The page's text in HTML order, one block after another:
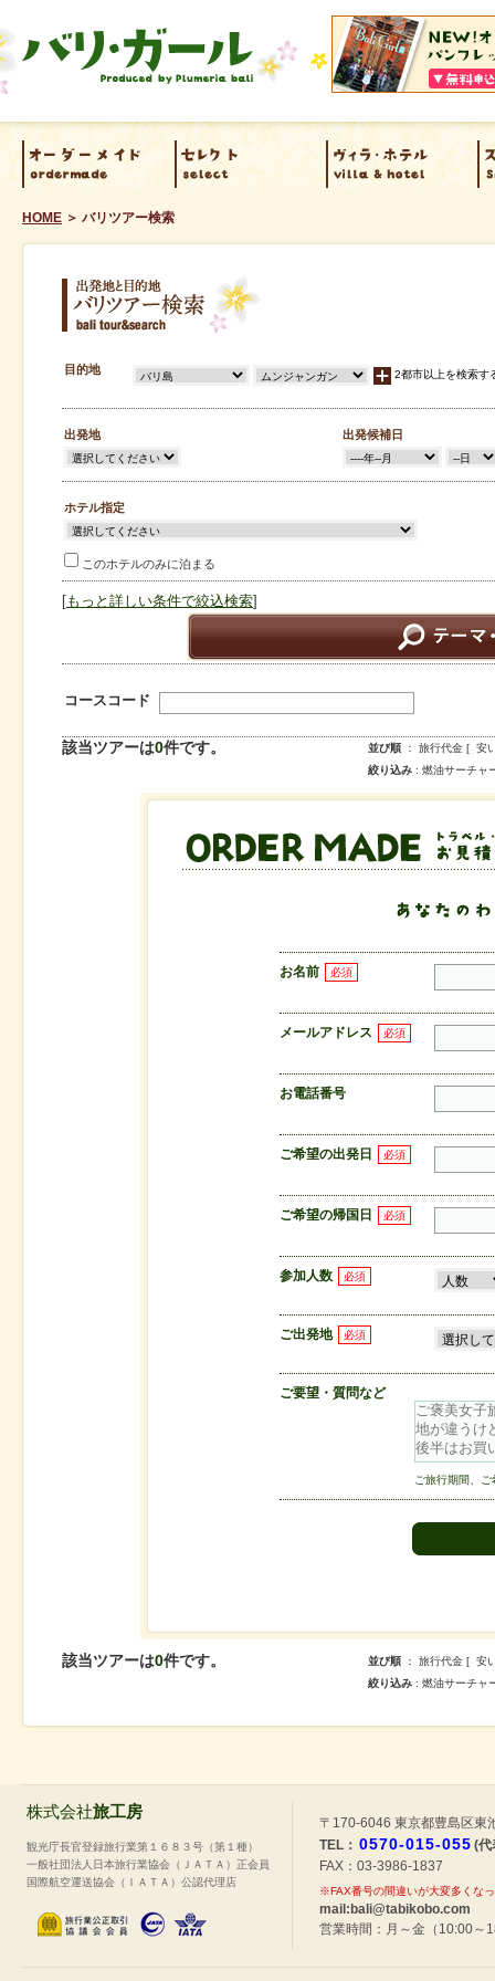
HOME ＞ バリツアー検索
索 bali tour&search
目的地 2都市以上を検索す
出発地 出発候補日
ホテル指定
このホテルのみに泊まる
[もっと詳しい条件で絞込検索]
コースコード
該当ツアーは0件です。 並び順 ： 旅行代金 [
絞り込み : 燃油サーチ
を、お聞かせください！お名前 必須
メールアドレス 必須
お電話番号
ご希望の出発日 必須
ご希望の帰国日 必須
参加人数 必須
ご出発地 必須
ご要望・質問など
ご旅行期間、
該当ツアーは0件です。 並び順 ： 旅行代金 [
絞り込み : 燃油サーチ
株式会社旅工房
観光庁長官登録旅行業第１６８３号（第１種）
一般社団法人日本旅行業協会（ＪＡＴＡ）正会員
国際航空運送協会（ＩＡＴＡ）公認代理店
〒170-6046 東京都豊島区東
TEL： 0570-015-055 (代
FAX：03-3986-1837
※FAX番号の間違いが大変多くな
mail:bali@tabikobo.com
営業時間：月～金（10:00